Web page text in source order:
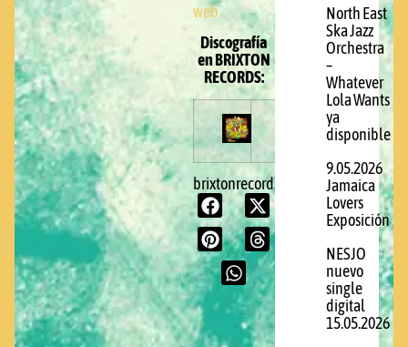
web
Discografía
en BRIXTON
RECORDS:
brixtonrecords.com
North East
Ska Jazz
Orchestra
–
Whatever
Lola Wants
ya
disponible
9.05.2026
Jamaica
Lovers
Exposición
NESJO
nuevo
single
digital
15.05.2026